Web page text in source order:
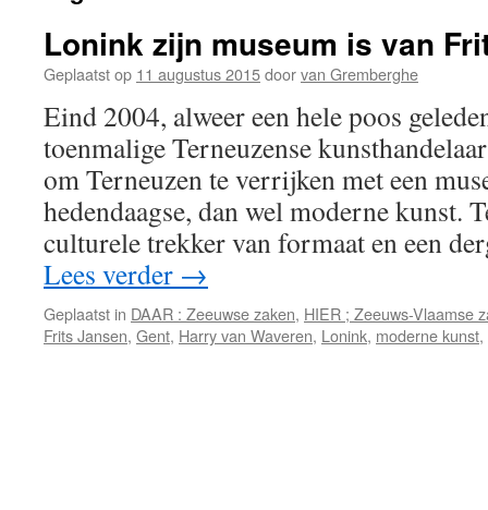
Lonink zijn museum is van
Geplaatst op 11 augustus 2015doorvan Gremberghe
Eind 2004, alweer een hele poos
toenmalige Terneuzense
om Terneuzen te verrijken met een
hedendaagse, dan wel moderne kunst.
culturele trekker van formaat en een
Lees verder →
Geplaatst in DAAR : Zeeuwse zaken, HIER ; Zeeuws-Vlaamse
Frits Jansen, Gent, Harry van Waveren, Lonink, moderne kunst,